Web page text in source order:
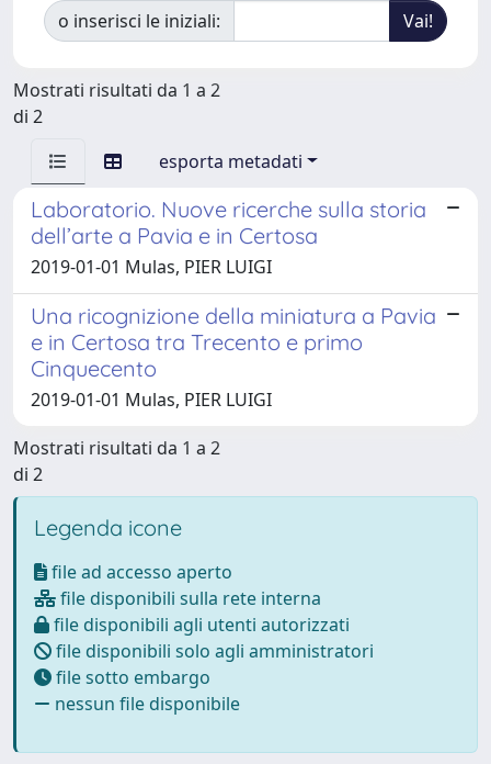
o inserisci le iniziali:
Mostrati risultati da 1 a 2
di 2
esporta metadati
Laboratorio. Nuove ricerche sulla storia
dell’arte a Pavia e in Certosa
2019-01-01 Mulas, PIER LUIGI
Una ricognizione della miniatura a Pavia
e in Certosa tra Trecento e primo
Cinquecento
2019-01-01 Mulas, PIER LUIGI
Mostrati risultati da 1 a 2
di 2
Legenda icone
file ad accesso aperto
file disponibili sulla rete interna
file disponibili agli utenti autorizzati
file disponibili solo agli amministratori
file sotto embargo
nessun file disponibile